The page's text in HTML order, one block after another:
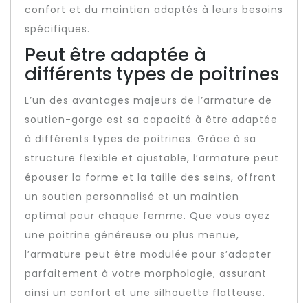
confort et du maintien adaptés à leurs besoins
spécifiques.
Peut être adaptée à
différents types de poitrines
L’un des avantages majeurs de l’armature de
soutien-gorge est sa capacité à être adaptée
à différents types de poitrines. Grâce à sa
structure flexible et ajustable, l’armature peut
épouser la forme et la taille des seins, offrant
un soutien personnalisé et un maintien
optimal pour chaque femme. Que vous ayez
une poitrine généreuse ou plus menue,
l’armature peut être modulée pour s’adapter
parfaitement à votre morphologie, assurant
ainsi un confort et une silhouette flatteuse.